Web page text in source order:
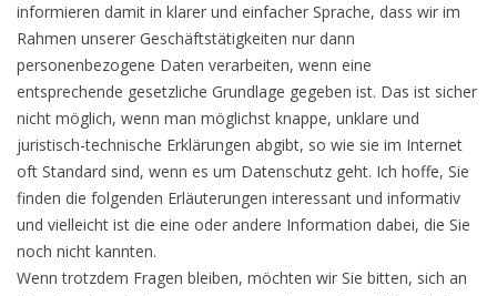
informieren damit in klarer und einfacher Sprache, dass wir im
Rahmen unserer Geschäftstätigkeiten nur dann
personenbezogene Daten verarbeiten, wenn eine
entsprechende gesetzliche Grundlage gegeben ist. Das ist sicher
nicht möglich, wenn man möglichst knappe, unklare und
juristisch-technische Erklärungen abgibt, so wie sie im Internet
oft Standard sind, wenn es um Datenschutz geht. Ich hoffe, Sie
finden die folgenden Erläuterungen interessant und informativ
und vielleicht ist die eine oder andere Information dabei, die Sie
noch nicht kannten.
Wenn trotzdem Fragen bleiben, möchten wir Sie bitten, sich an